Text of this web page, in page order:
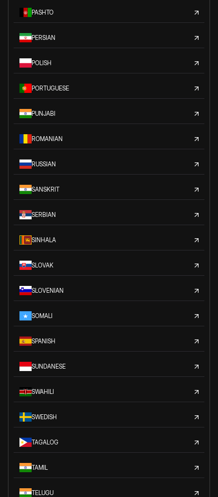
PASHTO
PERSIAN
POLISH
PORTUGUESE
PUNJABI
ROMANIAN
RUSSIAN
SANSKRIT
SERBIAN
SINHALA
SLOVAK
SLOVENIAN
SOMALI
SPANISH
SUNDANESE
SWAHILI
SWEDISH
TAGALOG
TAMIL
TELUGU